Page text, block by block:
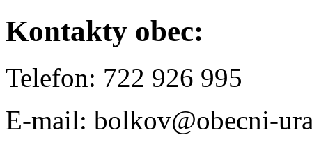
Kontakty obec:
Telefon: 722 926 995
E-mail: bolkov@obecni-